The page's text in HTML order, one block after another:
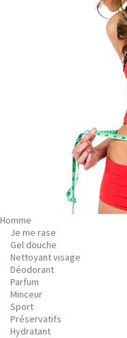
Homme
Je me rase
Gel douche
Nettoyant visage
Déodorant
Parfum
Minceur
Sport
Préservatifs
Hydratant